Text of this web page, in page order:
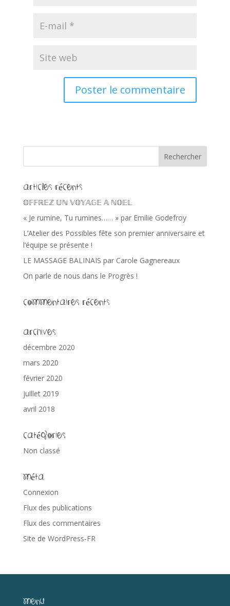
Articles récents
𝕆𝔽𝔽ℝ𝔼ℤ 𝕌ℕ 𝕍𝕆𝕐𝔸𝔾𝔼 𝔸 ℕ𝕆𝔼𝕃
« Je rumine, Tu rumines…… » par Emilie Godefroy
L’Atelier des Possibles fête son premier anniversaire et
l’équipe se présente !
LE MASSAGE BALINAIS par Carole Gagnereaux
On parle de nous dans le Progrès !
Commentaires récents
Archives
décembre 2020
mars 2020
février 2020
juillet 2019
avril 2018
Catégories
Non classé
Méta
Connexion
Flux des publications
Flux des commentaires
Site de WordPress-FR
Menu